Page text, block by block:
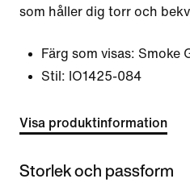
som håller dig torr och
Färg som visas: Smoke
Stil: IO1425-084
Visa produktinformation
Storlek och passform